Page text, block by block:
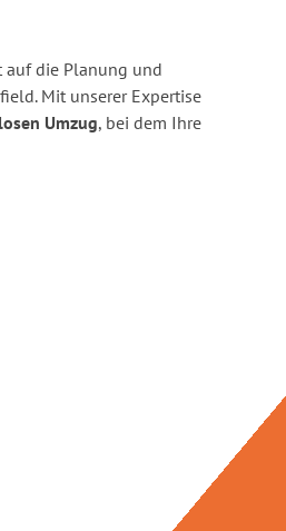
auf die Planung und
Mit unserer Expertise
Umzug, bei dem Ihre